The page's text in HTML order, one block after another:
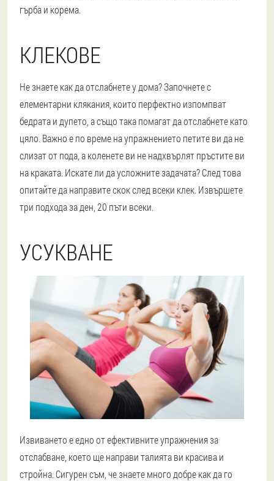
гърба и корема.
КЛЕКОВЕ
Не знаете как да отслабнете у дома? Започнете с
елементарни клякания, които перфектно изпомпват
бедрата и дупето, а също така помагат да отслабнете като
цяло. Важно е по време на упражнението петите ви да не
слизат от пода, а коленете ви не надхвърлят пръстите ви
на краката. Искате ли да усложните задачата? След това
опитайте да направите скок след всеки клек. Извършете
три подхода за ден, 20 пъти всеки.
УСУКВАНЕ
Извиването е едно от ефективните упражнения за
отслабване, което ще направи талията ви красива и
стройна. Сигурен съм, че знаете много добре как да го